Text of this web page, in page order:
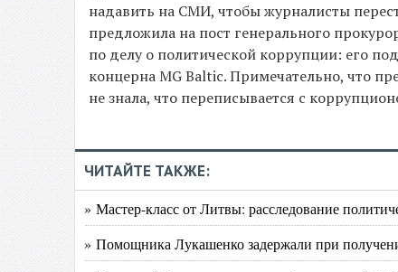
надавить на СМИ, чтобы журналисты
предложила на пост генерального
по делу о политической коррупции: его
концерна MG Baltic. Примечательно, что
не знала, что переписывается с
ЧИТАЙТЕ ТАКЖЕ:
» Мастер-класс от Литвы: расследование
» Помощника Лукашенко задержали при